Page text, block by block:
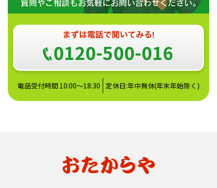
0120-500-016
電話受付時間 10:00～18:30 定休日:年中無休(年末年始除く)